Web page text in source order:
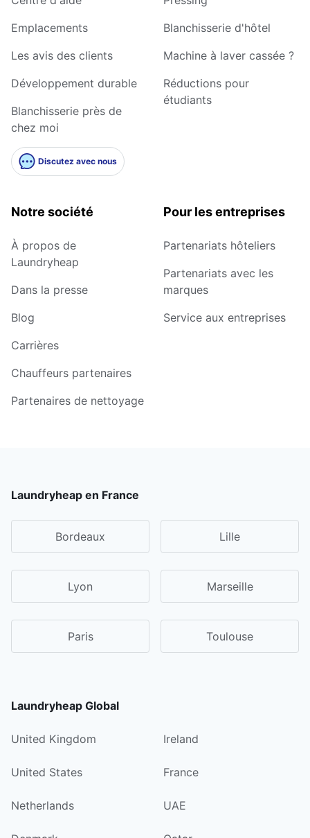
Emplacements
Les avis des clients
Développement durable
Blanchisserie près de
chez moi
Discutez avec nous
Blanchisserie d'hôtel
Machine à laver cassée ?
Réductions pour
étudiants
Notre société
À propos de
Laundryheap
Dans la presse
Blog
Carrières
Chauffeurs partenaires
Partenaires de nettoyage
Pour les entreprises
Partenariats hôteliers
Partenariats avec les
marques
Service aux entreprises
Laundryheap en France
Bordeaux Lille
Lyon Marseille
Paris Toulouse
Laundryheap Global
United Kingdom Ireland
United States France
Netherlands UAE